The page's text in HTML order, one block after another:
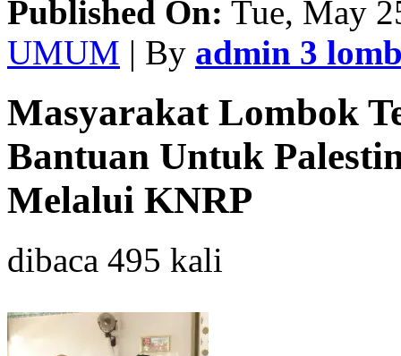
Published On: Tue, May
UMUM | By admin 3
Masyarakat Lombok
Bantuan Untuk
Melalui KNRP
dibaca 495 kali